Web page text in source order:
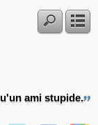
ami stupide.